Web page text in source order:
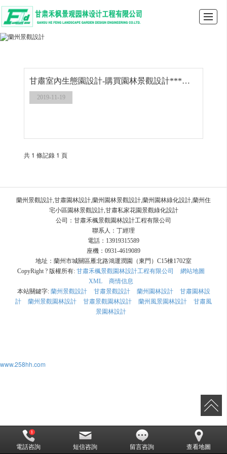
甘肅室內生態園設計-購買園林景觀設計***甘肅禾楓景觀
2019-11-19
共 1 條記錄 1 頁
蘭州景觀設計,甘肅園林設計,蘭州園林景觀設計,蘭州園林綠化設計,蘭州住
宅小區園林景觀設計,甘肅私家花園景觀綠化設計
公司：甘肅禾楓景觀園林設計工程有限公司
聯系人：丁經理
電話：13919315589
座機：0931-4619089
地址：蘭州市城關區雁北路鴻運潤園（東門）C15棟1702室
CopyRight ? 版權所有: 甘肅禾楓景觀園林設計工程有限公司
網站地圖
XML
商情信息
本站關鍵字: 蘭州景觀設計 甘肅景觀設計 蘭州園林設計
甘肅園林設
計
蘭州景觀園林設計 甘肅景觀園林設計 蘭州風景園林設計
甘肅風
景園林設計
電話咨詢 短信咨詢 留言咨詢 查看地圖
www.258hh.com